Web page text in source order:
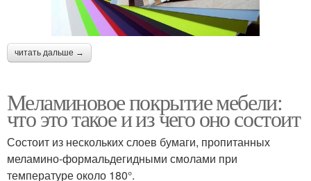
читать дальше →
Меламиновое покрытие мебели:
что это такое и из чего оно состоит
Состоит из нескольких слоев бумаги, пропитанных
меламино-формальдегидными смолами при
температуре около 180°.